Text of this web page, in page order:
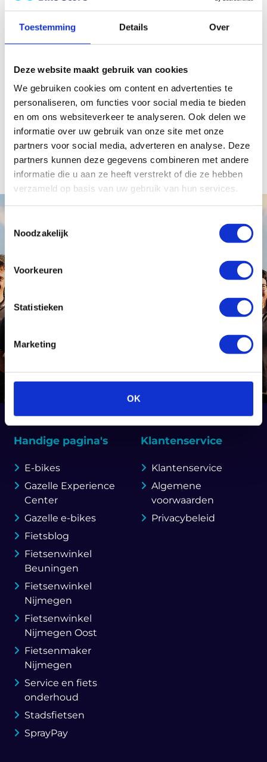
Toestemming Details Over
Deze website maakt gebruik van cookies
We gebruiken cookies om content en advertenties te
personaliseren, om functies voor social media te bieden
en om ons websiteverkeer te analyseren. Ook delen we
informatie over uw gebruik van onze site met onze
partners voor social media, adverteren en analyse. Deze
partners kunnen deze gegevens combineren met andere
informatie die u aan ze heeft verstrekt of die ze hebben
verzameld op basis van uw gebruik van hun services.
Noodzakelijk
Voorkeuren
Statistieken
Marketing
OK
CAPTCHA
Handige pagina's
E-bikes
Gazelle Experience
Center
Gazelle e-bikes
Fietsblog
Fietsenwinkel
Beuningen
Fietsenwinkel
Nijmegen
Fietsenwinkel
Nijmegen Oost
Fietsenmaker
Nijmegen
Service en fiets
onderhoud
Stadsfietsen
SprayPay
Klantenservice
Klantenservice
Algemene
voorwaarden
Privacybeleid